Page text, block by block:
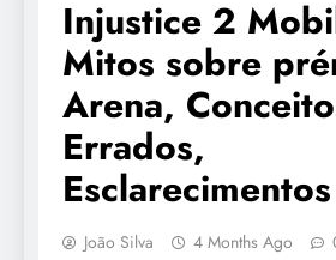
Injustice 2
Mitos sobre
Arena,
Errados,
Esclarecimentos
João Silva 4 Months Ago